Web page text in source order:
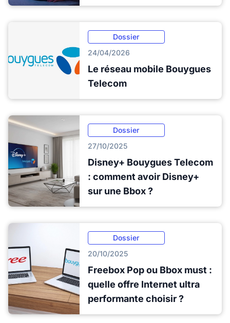
Dossier
24/04/2026
Le réseau mobile Bouygues
Telecom
Dossier
27/10/2025
Disney+ Bouygues Telecom
: comment avoir Disney+
sur une Bbox ?
Dossier
20/10/2025
Freebox Pop ou Bbox must :
quelle offre Internet ultra
performante choisir ?